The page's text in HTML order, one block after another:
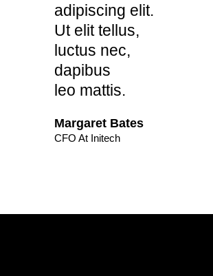
adipiscing elit.
Ut elit tellus,
luctus nec,
dapibus
leo mattis.
Margaret Bates
CFO At Initech